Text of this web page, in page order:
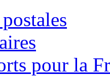
pour la